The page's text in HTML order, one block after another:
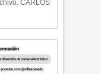
CARLOS